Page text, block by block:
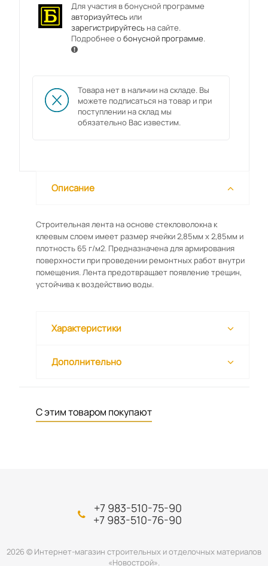
Для участия в бонусной программе
авторизуйтесьили
зарегистрируйтесьна сайте.
Подробнее обонусной программе.
Товара нет в наличии на складе. Вы
можете подписаться на товар и при
поступлении на склад мы
обязательно Вас известим.
Описание
Строительная лента на основе стекловолокна к
клеевым слоем имеет размер ячейки 2,85мм х 2,85мм и
плотность 65 г/м2. Предназначена для армирования
поверхности при проведении ремонтных работ внутри
помещения. Лента предотвращает появление трещин,
устойчива к воздействию воды.
Характеристики
Дополнительно
С этим товаром покупают
+7 983-510-75-90
+7 983-510-76-90
2026 © Интернет-магазин строительных и отделочных материалов
«Новострой».